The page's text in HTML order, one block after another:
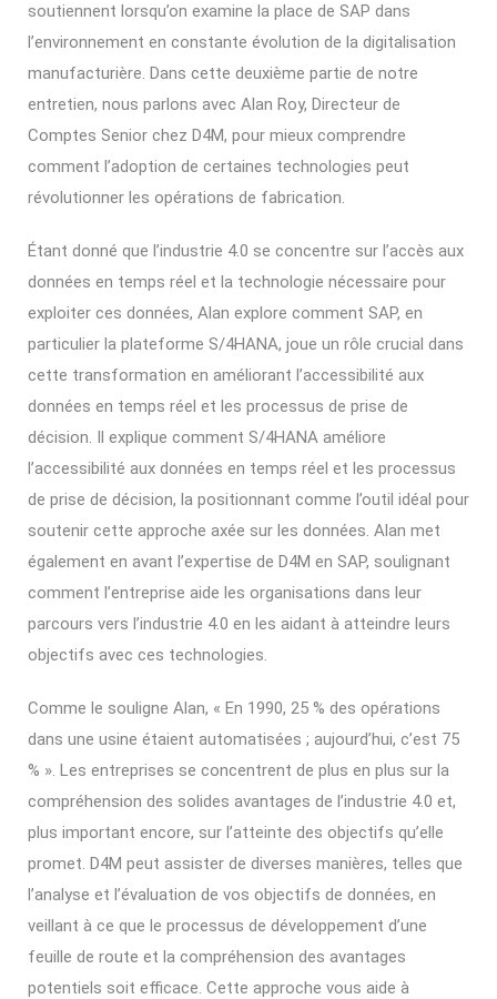
soutiennent lorsqu’on examine la place de SAP dans
l’environnement en constante évolution de la digitalisation
manufacturière. Dans cette deuxième partie de notre
entretien, nous parlons avec Alan Roy, Directeur de
Comptes Senior chez D4M, pour mieux comprendre
comment l’adoption de certaines technologies peut
révolutionner les opérations de fabrication.
Étant donné que l’industrie 4.0 se concentre sur l’accès aux
données en temps réel et la technologie nécessaire pour
exploiter ces données, Alan explore comment SAP, en
particulier la plateforme S/4HANA, joue un rôle crucial dans
cette transformation en améliorant l’accessibilité aux
données en temps réel et les processus de prise de
décision. Il explique comment S/4HANA améliore
l’accessibilité aux données en temps réel et les processus
de prise de décision, la positionnant comme l’outil idéal pour
soutenir cette approche axée sur les données. Alan met
également en avant l’expertise de D4M en SAP, soulignant
comment l’entreprise aide les organisations dans leur
parcours vers l’industrie 4.0 en les aidant à atteindre leurs
objectifs avec ces technologies.
Comme le souligne Alan, « En 1990, 25 % des opérations
dans une usine étaient automatisées ; aujourd’hui, c’est 75
% ». Les entreprises se concentrent de plus en plus sur la
compréhension des solides avantages de l’industrie 4.0 et,
plus important encore, sur l’atteinte des objectifs qu’elle
promet. D4M peut assister de diverses manières, telles que
l’analyse et l’évaluation de vos objectifs de données, en
veillant à ce que le processus de développement d’une
feuille de route et la compréhension des avantages
potentiels soit efficace. Cette approche vous aide à